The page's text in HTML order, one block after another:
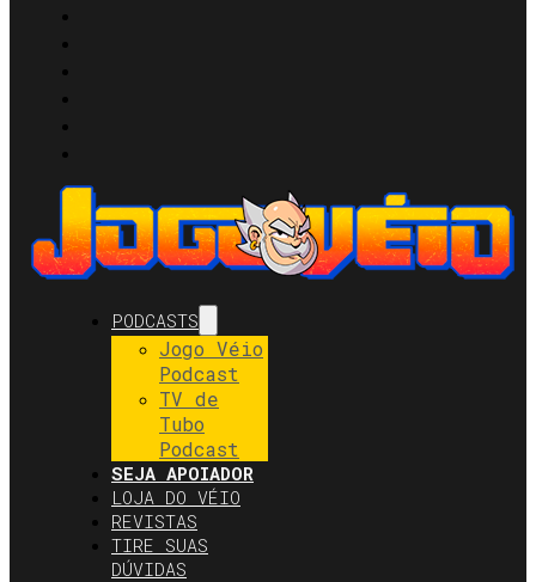
PODCASTS
Jogo Véio
Podcast
TV de
Tubo
Podcast
SEJA APOIADOR
LOJA DO VÉIO
REVISTAS
TIRE SUAS
DÚVIDAS